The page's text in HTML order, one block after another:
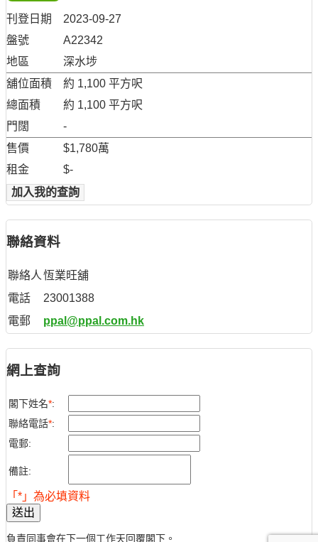
刊登日期
2023-09-27
盤號
A22342
地區
深水埗
舖位面積
約 1,100 平方呎
總面積
約 1,100 平方呎
門闊
-
售價
$1,780萬
租金
$-
加入我的查詢
聯絡資料
聯絡人 恆業旺舖
電話
23001388
電郵
ppal@ppal.com.hk
網上查詢
閣下姓名*:
聯絡電話*:
電郵:
備註:
「*」為必填資料
送出
負責同事會在下一個工作天回覆閣下。